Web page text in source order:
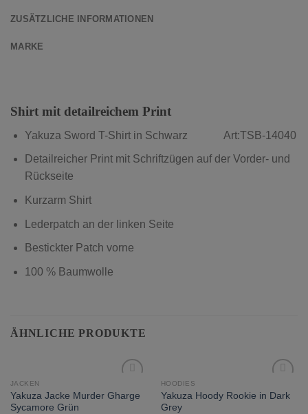
ZUSÄTZLICHE INFORMATIONEN
MARKE
Shirt mit detailreichem Print
Yakuza Sword T-Shirt in Schwarz Art:TSB-14040
Detailreicher Print mit Schriftzügen auf der Vorder- und
Rückseite
Kurzarm Shirt
Lederpatch an der linken Seite
Bestickter Patch vorne
100 % Baumwolle
ÄHNLICHE PRODUKTE
Wunschliste
JACKEN
Yakuza Jacke Murder Gharge
Sycamore Grün
Wunschliste
HOODIES
Yakuza Hoody Rookie in Dark
Grey